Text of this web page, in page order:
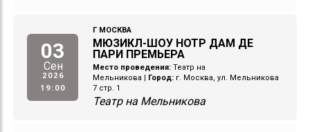
03
Сен
2026
19:00
Г МОСКВА
МЮЗИКЛ-ШОУ НОТР ДАМ ДЕ
ПАРИ ПРЕМЬЕРА
Место проведения: Театр на
Мельникова
Город: г. Москва, ул. Мельникова
7 стр. 1
Театр на Мельникова